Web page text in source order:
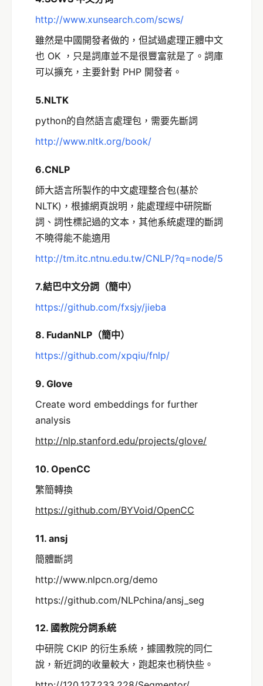
http://www.xunsearch.com/scws/
雖然是中國開發者做的，但試過處理正體中文
也 OK ，只是詞庫並不是很豐富就是了。詞庫
可以擴充，主要針對 PHP 開發者。
5.NLTK
python的自然語言處理包，需要先斷詞
http://www.nltk.org/book/
6.CNLP
師大語言所製作的中文處理整合包(基於
NLTK)，根據網頁說明，能處理經中研院斷
詞、詞性標記過的文本，其他系統處理的斷詞
不曉得能不能適用
http://tm.itc.ntnu.edu.tw/CNLP/?q=node/5
7.結巴中文分詞（簡中）
https://github.com/fxsjy/jieba
8. FudanNLP（簡中）
https://github.com/xpqiu/fnlp/
9. Glove
Create word embeddings for further
analysis
http://nlp.stanford.edu/projects/glove/
10. OpenCC
繁簡轉換
https://github.com/BYVoid/OpenCC
11. ansj
簡體斷詞
http://www.nlpcn.org/demo
https://github.com/NLPchina/ansj_seg
12. 國教院分詞系統
中研院 CKIP 的衍生系統，據國教院的同仁
說，新近詞的收量較大，跑起來也稍快些。